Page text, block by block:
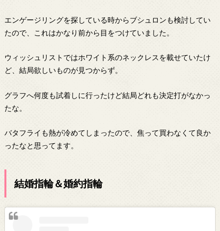
エンゲージリングを探している時からブシュロンも検討してい
たので、これはかなり前から目をつけていました。
ウィッシュリストではホワイト系のネックレスを載せていたけ
ど、結局欲しいものが見つからず。
グラフへ何度も試着しに行ったけど結局どれも決定打がなかっ
たな。
バタフライも熱が冷めてしまったので、焦って買わなくて良か
ったなと思ってます。
結婚指輪＆婚約指輪